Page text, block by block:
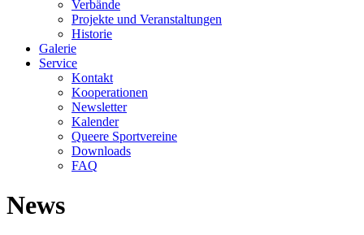
Verbände
Projekte und Veranstaltungen
Historie
Galerie
Service
Kontakt
Kooperationen
Newsletter
Kalender
Queere Sportvereine
Downloads
FAQ
News